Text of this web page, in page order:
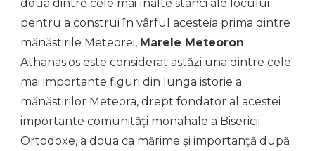
doua dintre cele mai înalte stânci ale locului
pentru a construi în vârful acesteia prima dintre
mănăstirile Meteorei, Marele Meteoron.
Athanasios este considerat astăzi una dintre cele
mai importante figuri din lunga istorie a
mănăstirilor Meteora, drept fondator al acestei
importante comunități monahale a Bisericii
Ortodoxe, a doua ca mărime și importanță după